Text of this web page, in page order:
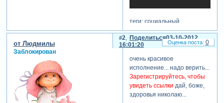
теги: социальный
отредактировано надежда
есть (02-10-2012 03:44:56)
Поделиться
2
03-10-2012
16:01:20
от Людмилы
Заблокирован
очень красивое
исполнение... надо верить...
Зарегистрируйтесь, чтобы
увидеть ссылки дай, боже,
здоровья николаю...
0